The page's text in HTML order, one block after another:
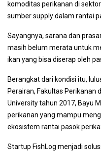
komoditas perikanan di
sumber supply dalam rantai
Sayangnya, sarana dan
masih belum merata untuk
ikan yang bisa diserap oleh
Berangkat dari kondisi itu,
Perairan, Fakultas Perikanan
University tahun 2017, Bayu
perikanan yang mampu
ekosistem rantai pasok
Startup FishLog menjadi